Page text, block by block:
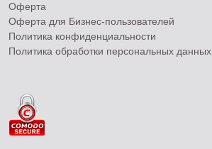
Оферта
Оферта для Бизнес-пользователей
Политика конфиденциальности
Политика обработки персональных данных